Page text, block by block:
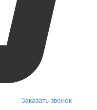
Заказать звонок